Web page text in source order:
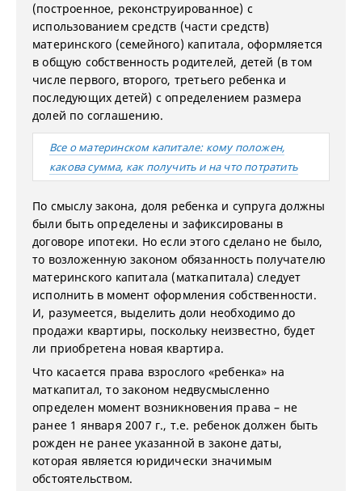
(построенное, реконструированное) с
использованием средств (части средств)
материнского (семейного) капитала, оформляется
в общую собственность родителей, детей (в том
числе первого, второго, третьего ребенка и
последующих детей) с определением размера
долей по соглашению.
Все о материнском капитале: кому положен,
какова сумма, как получить и на что потратить
По смыслу закона, доля ребенка и супруга должны
были быть определены и зафиксированы в
договоре ипотеки. Но если этого сделано не было,
то возложенную законом обязанность получателю
материнского капитала (маткапитала) следует
исполнить в момент оформления собственности.
И, разумеется, выделить доли необходимо до
продажи квартиры, поскольку неизвестно, будет
ли приобретена новая квартира.
Что касается права взрослого «ребенка» на
маткапитал, то законом недвусмысленно
определен момент возникновения права – не
ранее 1 января 2007 г., т.е. ребенок должен быть
рожден не ранее указанной в законе даты,
которая является юридически значимым
обстоятельством.